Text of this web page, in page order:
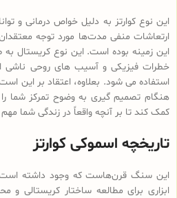
این نوع کوارتز به دلیل خواص درمانی و
ارتعاشات منفی مدت‌ها مورد توجه
این زمینه بوده است. این نوع کریستال به
خطرات فیزیکی و آسیب های روحی ناشی
استفاده می شود. بعلاوه، اعتقاد بر این
هنگام تصمیم گیری به وضوح تمرکز شما
کمک کند تا بر آنچه واقعاً در زندگی شما
تاریخچه اسموکی کوارتز
این سنگ قرن‌هاست که وجود داشته است،
ابزاری برای مطالعه ساختار کریستالی